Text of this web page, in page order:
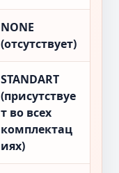
NONE
(отсутствует)
STANDART
(присутствуе
т во всех
комплектац
иях)